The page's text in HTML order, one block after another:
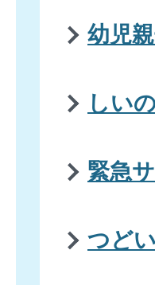
幼児
しい
緊急
つど